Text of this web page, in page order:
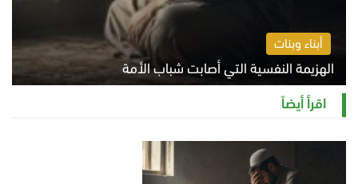
أبناء وبنات
الهزيمة النفسية التي أصابت شباب الأمة
الخميس 6 أغسطس 2026 11:12 ص
اقرأ أيضاً